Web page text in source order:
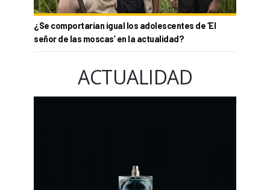
¿Se comportarían igual los adolescentes de ‘El
señor de las moscas’ en la actualidad?
ACTUALIDAD